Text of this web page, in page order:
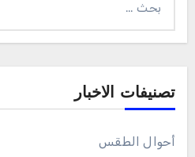
عن:
تصنيفات الاخبار
أحوال الطقس